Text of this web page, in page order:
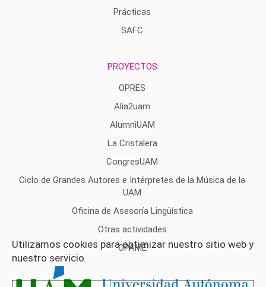
Utilizamos cookies para optimizar nuestro sitio web y
nuestro servicio.
Prácticas
SAFC
PROYECTOS
OPRES
Alia2uam
AlumniUAM
La Cristalera
CongresUAM
Ciclo de Grandes Autores e Intérpretes de la Música de la
UAM
Oficina de Asesoría Lingüística
Otras actividades
OPAME